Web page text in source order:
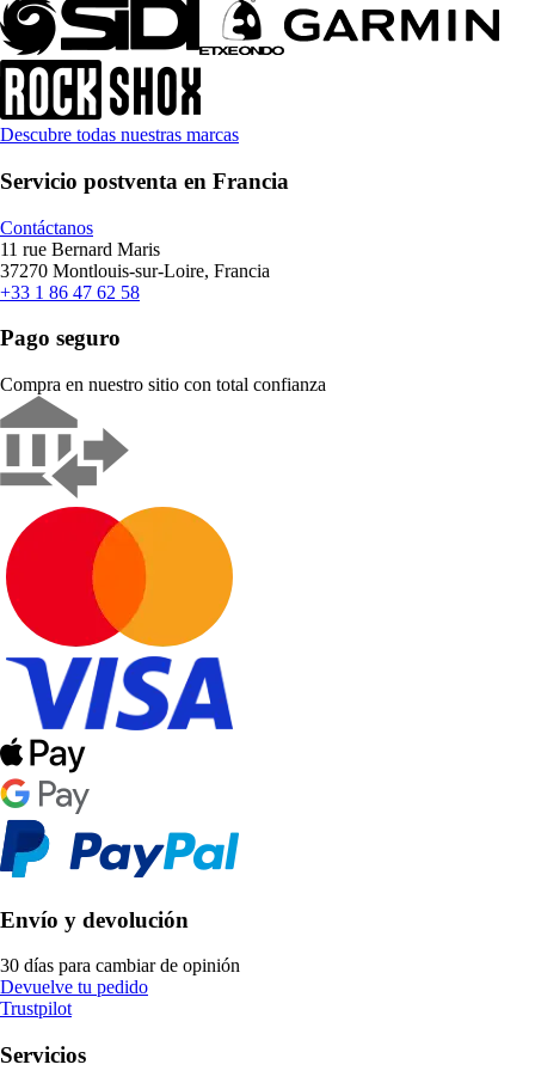
Descubre todas nuestras marcas
Servicio postventa en Francia
Contáctanos
11 rue Bernard Maris
37270 Montlouis-sur-Loire, Francia
+33 1 86 47 62 58
Pago seguro
Compra en nuestro sitio con total confianza
Envío y devolución
30 días para cambiar de opinión
Devuelve tu pedido
Trustpilot
Servicios